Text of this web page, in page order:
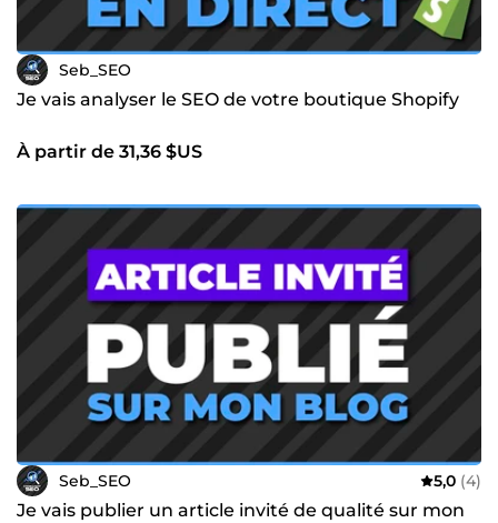
Seb_SEO
Je vais analyser le SEO de votre boutique Shopify
À partir de 31,36 $US
Seb_SEO 5,0 (4)
Je vais publier un article invité de qualité sur mon